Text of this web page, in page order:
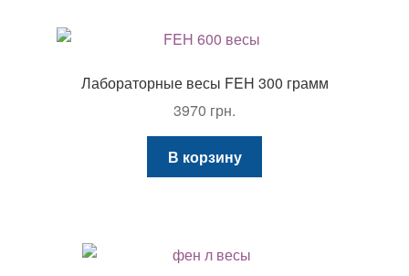
Лабораторные весы FEH 300 грамм
3970 грн.
В корзину